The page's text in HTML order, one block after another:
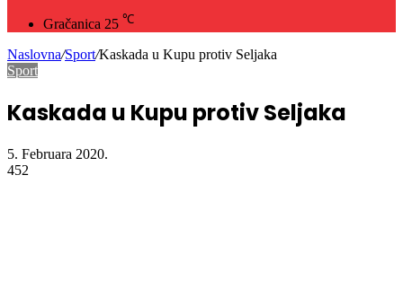
Gračanica 25 ℃
Naslovna/Sport/Kaskada u Kupu protiv Seljaka
Sport
Kaskada u Kupu protiv Seljaka
5. Februara 2020.
452